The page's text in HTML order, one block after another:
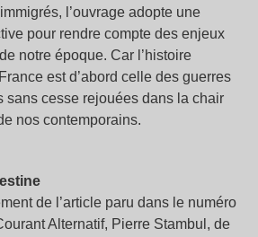
l’ouvrage adopte une
pour rendre compte des enjeux
notre époque. Car l’histoire
est d’abord celle des guerres
sans cesse rejouées dans la chair
nos contemporains.
de l’article paru dans le numéro
Alternatif, Pierre Stambul, de